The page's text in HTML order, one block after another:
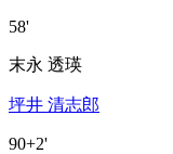
58'
末永 透瑛
坪井 清志郎
90+2'